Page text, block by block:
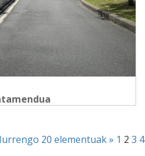
20 elementuak » 1 2 3 4